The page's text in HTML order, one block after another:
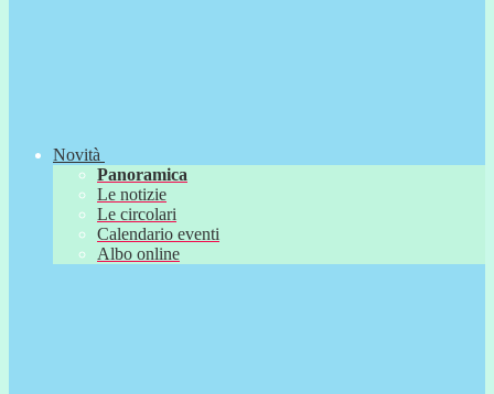
Novità
Panoramica
Le notizie
Le circolari
Calendario eventi
Albo online